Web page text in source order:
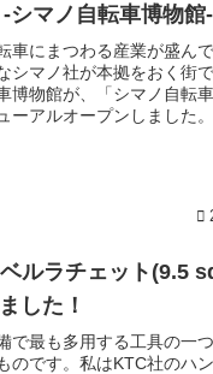
シマノ自転車博物館-
車にまつわる産業が盛ん
シマノ社が本拠をおく街
物館が、「シマノ自転車
アルオープンしました。
ルラチェット(9.5
した！
最も多用する工具の一つ
のです。私はKTC社のハ